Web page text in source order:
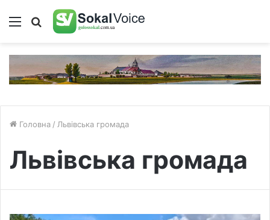
Меню Пошук
Головна / Львівська громада
Львівська громада